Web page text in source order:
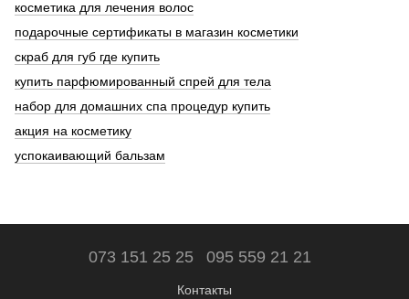
косметика для лечения волос
подарочные сертификаты в магазин косметики
скраб для губ где купить
купить парфюмированный спрей для тела
набор для домашних спа процедур купить
акция на косметику
успокаивающий бальзам
073 151 25 25 095 559 21 21
Контакты